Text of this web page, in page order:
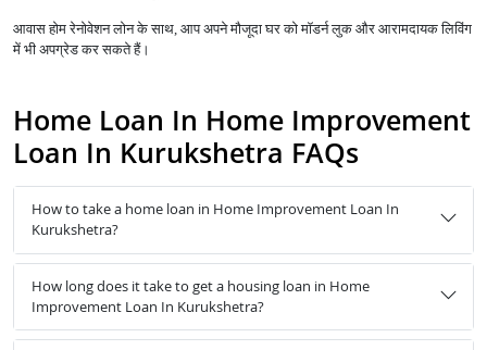
आवास होम रेनोवेशन लोन के साथ, आप अपने मौजूदा घर को मॉडर्न लुक और आरामदायक लिविंग
में भी अपग्रेड कर सकते हैं।
Home Loan In Home Improvement
Loan In Kurukshetra FAQs
How to take a home loan in Home Improvement Loan In
Kurukshetra?
How long does it take to get a housing loan in Home
Improvement Loan In Kurukshetra?